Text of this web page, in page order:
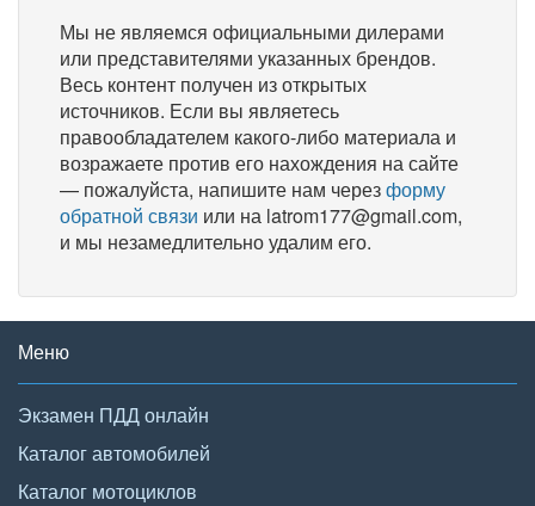
Мы не являемся официальными дилерами
или представителями указанных брендов.
Весь контент получен из открытых
источников. Если вы являетесь
правообладателем какого-либо материала и
возражаете против его нахождения на сайте
— пожалуйста, напишите нам черезформу
обратной связи или на latrom177@gmail.com,
и мы незамедлительно удалим его.
Меню
Экзамен ПДД онлайн
Каталог автомобилей
Каталог мотоциклов